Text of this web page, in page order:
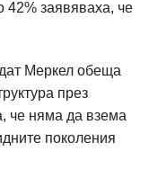
42% заявяваха, че
Меркел обеща
през
че няма да взема
поколения